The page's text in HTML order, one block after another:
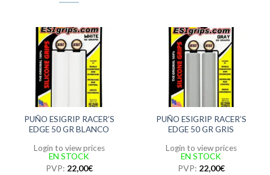
PUÑO ESIGRIP RACER’S
EDGE 50 GR BLANCO
Login to view prices
EN STOCK
PVP: 22,00€
PUÑO ESIGRIP RACER’S
EDGE 50 GR GRIS
Login to view prices
EN STOCK
PVP: 22,00€